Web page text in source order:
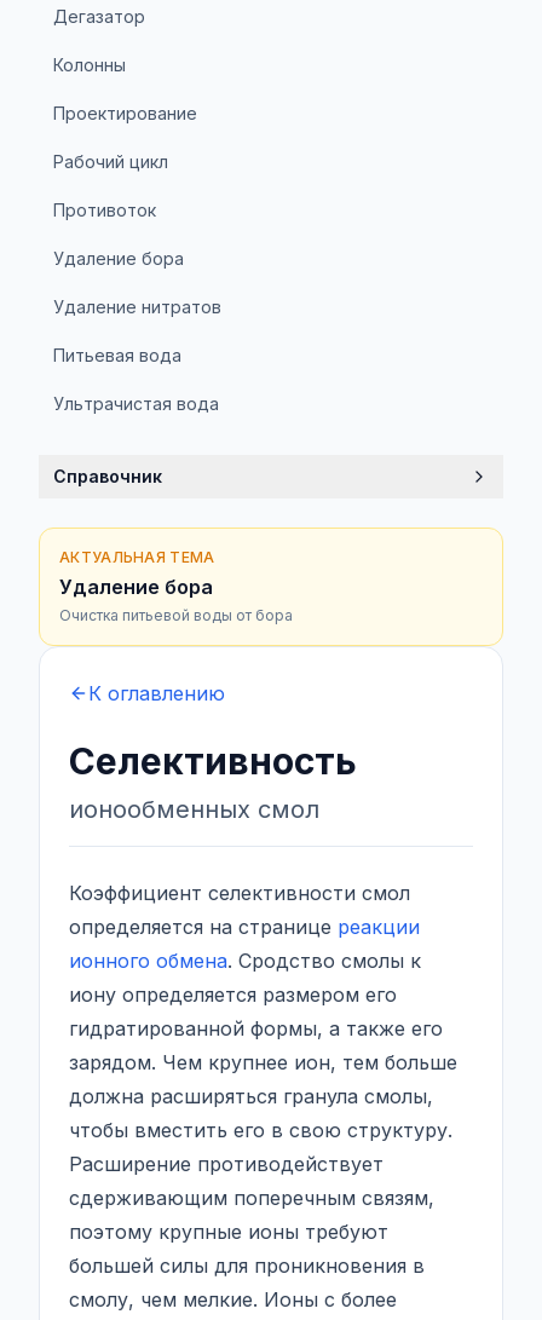
Дегазатор
Колонны
Проектирование
Рабочий цикл
Противоток
Удаление бора
Удаление нитратов
Питьевая вода
Ультрачистая вода
Справочник
АКТУАЛЬНАЯ ТЕМА
Удаление бора
Очистка питьевой воды от бора
К оглавлению
Селективность
ионообменных смол
Коэффициент селективности смол
определяется на странице реакции
ионного обмена. Сродство смолы к
иону определяется размером его
гидратированной формы, а также его
зарядом. Чем крупнее ион, тем больше
должна расширяться гранула смолы,
чтобы вместить его в свою структуру.
Расширение противодействует
сдерживающим поперечным связям,
поэтому крупные ионы требуют
большей силы для проникновения в
смолу, чем мелкие. Ионы с более